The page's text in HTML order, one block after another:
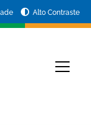
Alto Contraste